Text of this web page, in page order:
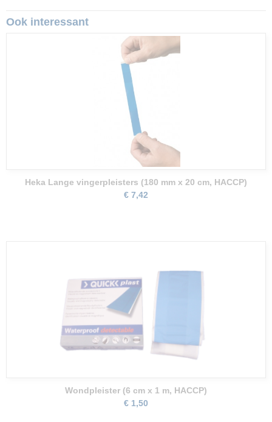
Ook interessant
Heka Lange vingerpleisters (180 mm x 20 cm, HACCP)
€ 7,42
Wondpleister (6 cm x 1 m, HACCP)
€ 1,50